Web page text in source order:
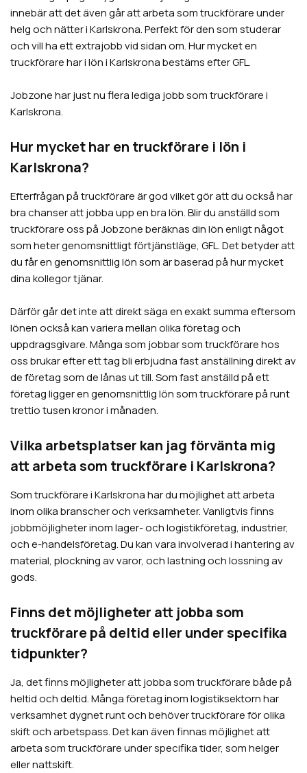
innebär att det även går att arbeta som truckförare under
helg och nätter i Karlskrona. Perfekt för den som studerar
och vill ha ett extrajobb vid sidan om. Hur mycket en
truckförare har i lön i Karlskrona bestäms efter GFL.
Jobzone har just nu flera lediga jobb som truckförare i
Karlskrona.
Hur mycket har en truckförare i lön i
Karlskrona?
Efterfrågan på truckförare är god vilket gör att du också har
bra chanser att jobba upp en bra lön. Blir du anställd som
truckförare oss på Jobzone beräknas din lön enligt något
som heter genomsnittligt förtjänstläge, GFL. Det betyder att
du får en genomsnittlig lön som är baserad på hur mycket
dina kollegor tjänar.
Därför går det inte att direkt säga en exakt summa eftersom
lönen också kan variera mellan olika företag och
uppdragsgivare. Många som jobbar som truckförare hos
oss brukar efter ett tag bli erbjudna fast anställning direkt av
de företag som de lånas ut till. Som fast anställd på ett
företag ligger en genomsnittlig lön som truckförare på runt
trettio tusen kronor i månaden.
Vilka arbetsplatser kan jag förvänta mig
att arbeta som truckförare i Karlskrona?
Som truckförare i Karlskrona har du möjlighet att arbeta
inom olika branscher och verksamheter. Vanligtvis finns
jobbmöjligheter inom lager- och logistikföretag, industrier,
och e-handelsföretag. Du kan vara involverad i hantering av
material, plockning av varor, och lastning och lossning av
gods.
Finns det möjligheter att jobba som
truckförare på deltid eller under specifika
tidpunkter?
Ja, det finns möjligheter att jobba som truckförare både på
heltid och deltid. Många företag inom logistiksektorn har
verksamhet dygnet runt och behöver truckförare för olika
skift och arbetspass. Det kan även finnas möjlighet att
arbeta som truckförare under specifika tider, som helger
eller nattskift.